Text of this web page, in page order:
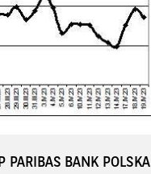
BANK POLSKA